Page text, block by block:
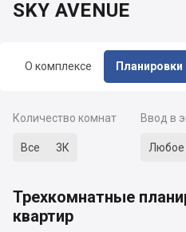
О комплексе Планировки
SKY AVENUE
Количество комнат
Все 3К
Ввод в
Любое
Трехкомнатные
квартир